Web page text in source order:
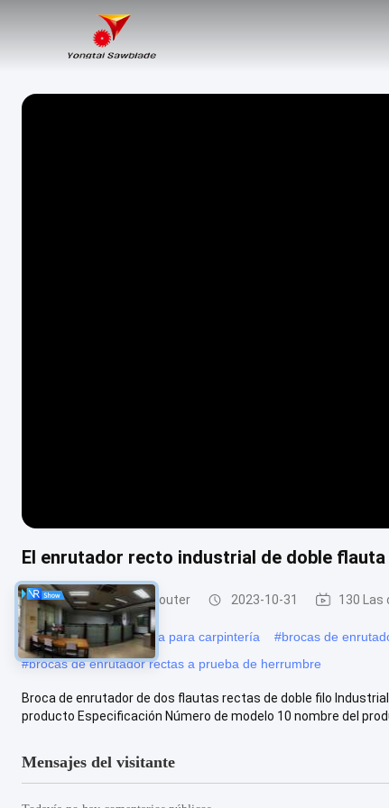
El enrutador recto industrial de doble
pedazos rectos del router 2023-10-31 130 Las
#Cortador de flauta recta para carpintería #brocas de
#brocas de enrutador rectas a prueba de herrumbre
Broca de enrutador de dos flautas rectas de doble filo
producto Especificación Número de modelo 10 nombre del
Mensajes del visitante